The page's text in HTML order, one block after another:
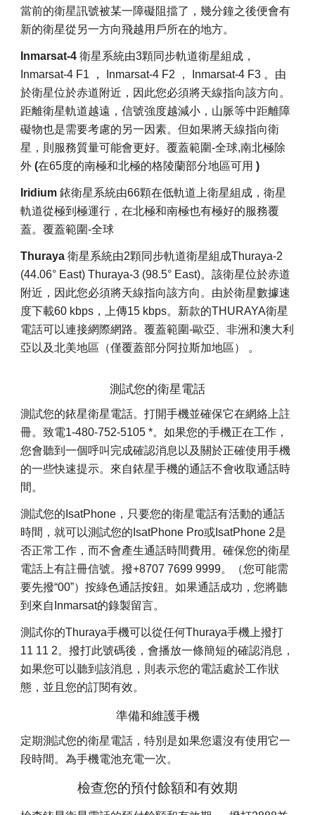
當前的衛星訊號被某一障礙阻擋了，幾分鐘之後便會有
新的衛星從另一方向飛越用戶所在的地方。
Inmarsat-4 衛星系統由3顆同步軌道衛星組成，
Inmarsat-4 F1
， Inmarsat-4 F2 ， Inmarsat-4 F3 。由
於衛星位於赤道附近，因此您必須將天線指向該方向。
距離衛星軌道越遠，信號強度越減小，山脈等中距離障
礙物也是需要考慮的另一因素。但如果將天線指向衛
星，則服務質量可能會更好。覆蓋範圍-全球,南北極除
外(在65度的南極和北極的格陵蘭部分地區可用)
Iridium 銥衛星系統由66顆在低軌道上衛星組成，衛星
軌道從極到極運行，在北極和南極也有極好的服務覆
蓋。覆蓋範圍-全球
Thuraya 衛星系統由2顆同步軌道衛星組成Thuraya-2
(44.06° East) Thuraya-3 (98.5° East)。該衛星位於赤道
附近，因此您必須將天線指向該方向。由於衛星數據速
度下載60 kbps，上傳15 kbps。新款的THURAYA衛星
電話可以連接網際網路。覆蓋範圍-歐亞、非洲和澳大利
亞以及北美地區 （僅覆蓋部分阿拉斯加地區） 。
測試您的衛星電話
測試您的銥星衛星電話。打開手機並確保它在網絡上註
冊。致電1-480-752-5105 *。如果您的手機正在工作，
您會聽到一個呼叫完成確認消息以及關於正確使用手機
的一些快速提示。來自銥星手機的通話不會收取通話時
間。
測試您的IsatPhone，只要您的衛星電話有活動的通話
時間，就可以測試您的IsatPhone Pro或IsatPhone 2是
否正常工作，而不會產生通話時間費用。確保您的衛星
電話上有註冊信號。撥+8707 7699 9999。（您可能需
要先撥“00”）按綠色通話按鈕。如果通話成功，您將聽
到來自Inmarsat的錄製留言。
測試你的Thuraya手機可以從任何Thuraya手機上撥打
11 11 2。撥打此號碼後，會播放一條簡短的確認消息，
如果您可以聽到該消息，則表示您的電話處於工作狀
態，並且您的訂閱有效。
準備和維護手機
定期測試您的衛星電話，特別是如果您還沒有使用它一
段時間。為手機電池充電一次。
檢查您的預付餘額和有效期